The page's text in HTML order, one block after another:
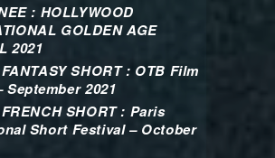
: HOLLYWOOD
GOLDEN AGE
2021
SHORT : OTB Film
September 2021
SHORT : Paris
Short Festival – October